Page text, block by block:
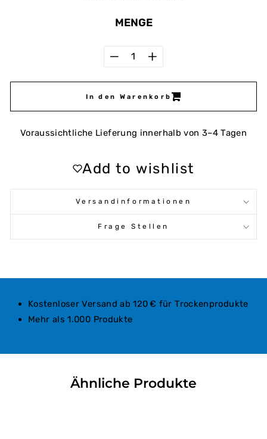
MENGE
− +
In den Warenkorb
Voraussichtliche Lieferung innerhalb von 3–4 Tagen
Add to wishlist
Versandinformationen
Frage Stellen
Kostenloser Versand ab 120 € für Trockenprodukte
Mehr als 1.000 Produkte
Ähnliche Produkte